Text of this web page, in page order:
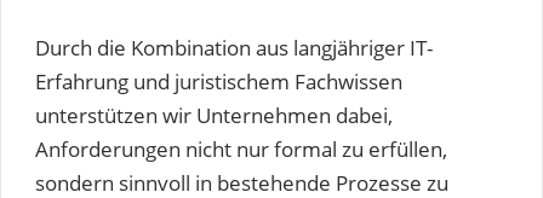
Durch die Kombination aus langjähriger IT-
Erfahrung und juristischem Fachwissen
unterstützen wir Unternehmen dabei,
Anforderungen nicht nur formal zu erfüllen,
sondern sinnvoll in bestehende Prozesse zu